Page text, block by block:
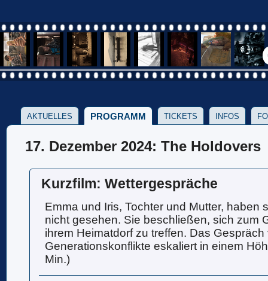
AKTUELLES PROGRAMM TICKETS INFOS
17. Dezember 2024: The Holdovers
Kurzfilm: Wettergespräche
Emma und Iris, Tochter und Mutter, haben
nicht gesehen. Sie beschließen, sich zum
ihrem Heimatdorf zu treffen. Das Gespräch
Generationskonflikte eskaliert in einem
Min.)